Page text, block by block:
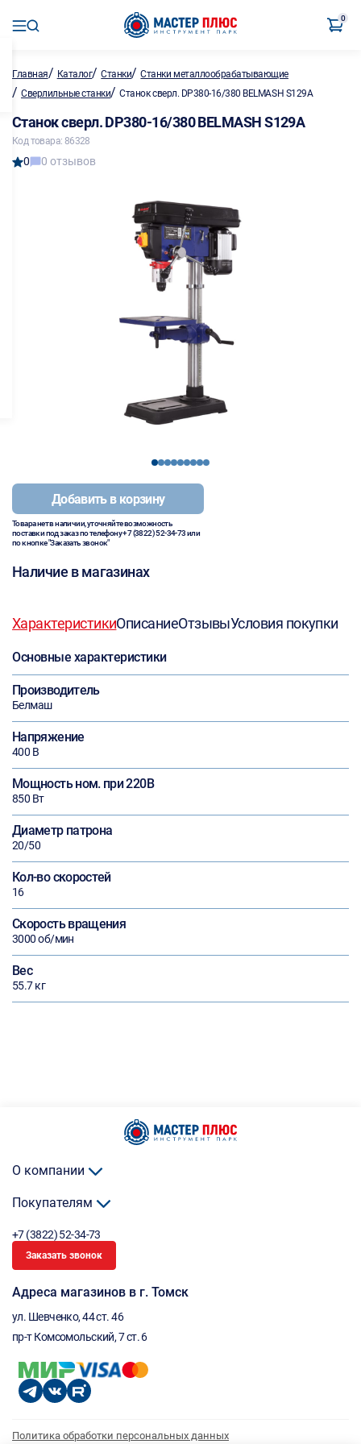
0
Главная/ Каталог/Станки/Станки металлообрабатывающие
/ Сверлильные станки/Станок сверл. DP380-16/380 BELMASH S129A
Станок сверл. DP380-16/380 BELMASH S129A
Код товара: 86328
0 0 отзывов
123456789
Добавить в корзину
Товара нет в наличии, уточняйте возможность
поставки под заказ по телефону+7 (3822) 52-34-73или
по кнопке "Заказать звонок"
Наличие в магазинах
ХарактеристикиОписаниеОтзывыУсловия покупки
Основные характеристики
Производитель
Белмаш
Напряжение
400 В
Мощность ном. при 220В
850 Вт
Диаметр патрона
20/50
Кол-во скоростей
16
Скорость вращения
3000 об/мин
Вес
55.7 кг
О компании
Покупателям
+7 (3822) 52-34-73
Заказать звонок
Адреса магазинов в г. Томск
ул. Шевченко, 44 ст. 46
пр-т Комсомольский, 7 ст. 6
Политика обработки персональных данных